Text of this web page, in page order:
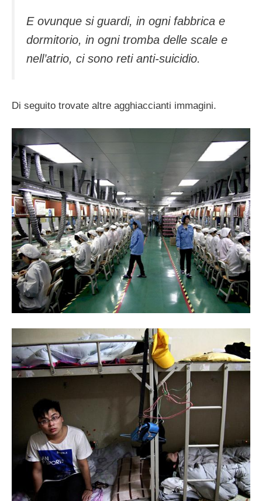
E ovunque si guardi, in ogni fabbrica e
dormitorio, in ogni tromba delle scale e
nell’atrio, ci sono reti anti-suicidio.
Di seguito trovate altre agghiaccianti immagini.